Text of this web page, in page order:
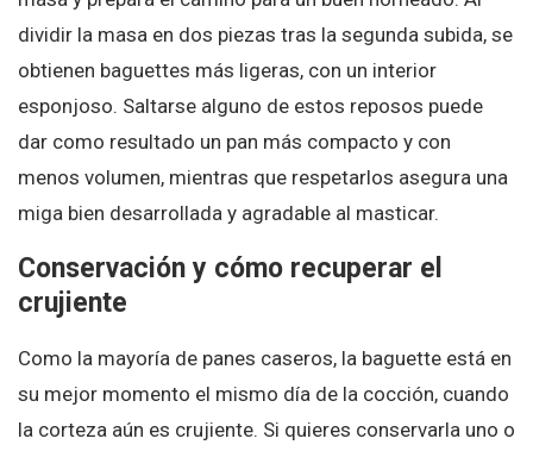
dividir la masa en dos piezas tras la segunda subida, se
obtienen baguettes más ligeras, con un interior
esponjoso. Saltarse alguno de estos reposos puede
dar como resultado un pan más compacto y con
menos volumen, mientras que respetarlos asegura una
miga bien desarrollada y agradable al masticar.
Conservación y cómo recuperar el
crujiente
Como la mayoría de panes caseros, la baguette está en
su mejor momento el mismo día de la cocción, cuando
la corteza aún es crujiente. Si quieres conservarla uno o